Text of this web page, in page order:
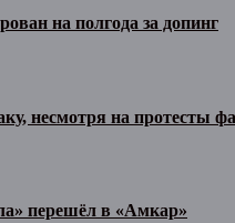
на полгода за допинг
несмотря на протесты
перешёл в «Амкар»